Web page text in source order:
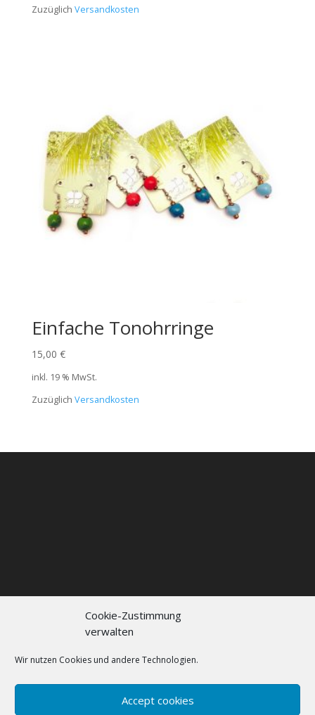
Cookie-Zustimmung
verwalten
Wir nutzen Cookies und andere Technologien.
Accept cookies
Zuzüglich Versandkosten
Einfache Tonohrringe
15,00 €
inkl. 19 % MwSt.
Zuzüglich Versandkosten
Kontakt